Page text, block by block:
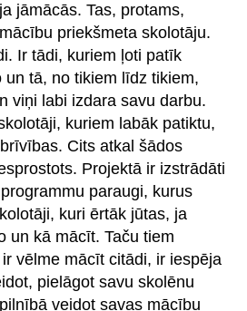
jāmācās. Tas, protams,
priekšmeta skolotāju.
Ir tādi, kuriem ļoti patīk
tā, no tikiem līdz tikiem,
viņi labi izdara savu darbu.
kuriem labāk patiktu,
Cits atkal šādos
Projektā ir izstrādāti
paraugi, kurus
kuri ērtāk jūtas, ja
un kā mācīt. Taču tiem
vēlme mācīt citādi, ir iespēja
pielāgot savu skolēnu
veidot savas mācību